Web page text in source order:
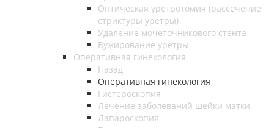
Оптическая уретротомия (рассечение
стриктуры уретры)
Удаление мочеточникового стента
Бужирование уретры
Оперативная гинекология
Назад
Оперативная гинекология
Гистероскопия
Лечение заболеваний шейки матки
Лапароскопия